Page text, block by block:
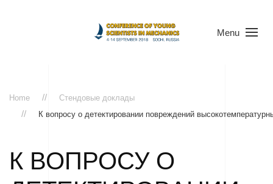
Menu
Home
Стендовые доклады
К вопросу о детектировании повреждений
К ВОПРОСУ О